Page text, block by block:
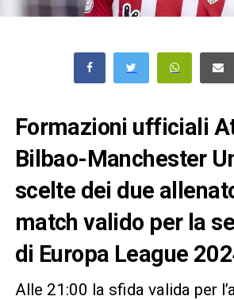
Formazioni ufficiali
Bilbao-Manchester
scelte dei due
match valido per la
di Europa League
Alle 21:00 la sfida valida per